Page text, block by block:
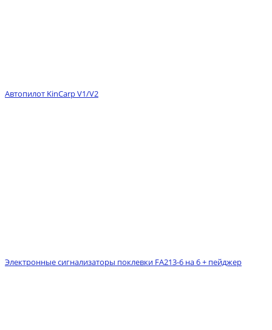
Автопилот KinCarp V1/V2
Электронные сигнализаторы поклевки FA213-6 на 6 + пейджер